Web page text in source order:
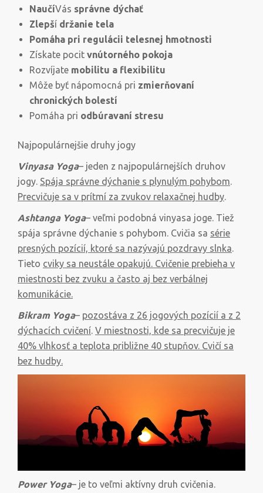
NaučíVás správne dýchať
Zlepší držanie tela
Pomáha pri regulácii telesnej hmotnosti
Získate pocit vnútorného pokoja
Rozvíjate mobilitu a flexibilitu
Môže byť nápomocná pri zmierňovaní
chronických bolestí
Pomáha pri odbúravaní stresu
Najpopulárnejšie druhy jogy
Vinyasa Yoga– jeden z najpopulárnejších druhov
jogy. Spája správne dýchanie s plynulým pohybom.
Precvičuje sa v prítmí za zvukov relaxačnej hudby.
Ashtanga Yoga– veľmi podobná vinyasa joge. Tiež
spája správne dýchanie s pohybom. Cvičia sa série
presných pozícií, ktoré sa nazývajú pozdravy slnka.
Tieto cviky sa neustále opakujú. Cvičenie prebieha v
miestnosti bez zvuku a často aj bez verbálnej
komunikácie.
Bikram Yoga– pozostáva z 26 jogových pozícií a z 2
dýchacích cvičení. V miestnosti, kde sa precvičuje je
40% vlhkosť a teplota približne 40 stupňov. Cvičí sa
bez hudby.
Power Yoga– je to veľmi aktívny druh cvičenia.